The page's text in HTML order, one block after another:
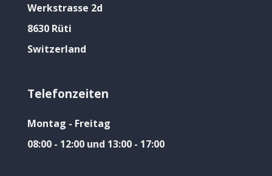
Werkstrasse 2d
8630 Rüti
Switzerland
Telefonzeiten
Montag - Freitag
08:00 - 12:00 und 13:00 - 17:00